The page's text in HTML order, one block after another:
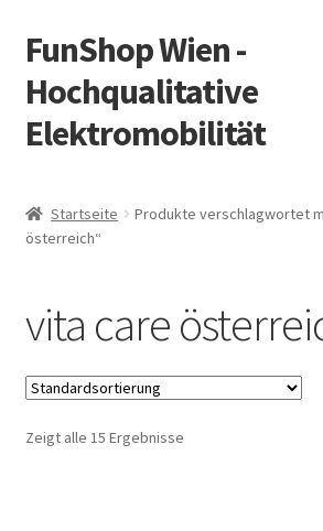
Zur
Navigation
springen
Zum
Inhalt
springen
FunShop Wien -
Hochqualitative
Elektromobilität
Informationen zur Rechtslage in
Startseite
Produkte verschlagwortet
österreich“
vita care
Zeigt alle 15 Ergebnisse